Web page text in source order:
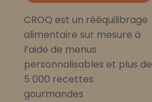
CROQ est un rééquilibrage
alimentaire sur mesure à
l’aide de menus
personnalisables et plus de
5 000 recettes
gourmandes